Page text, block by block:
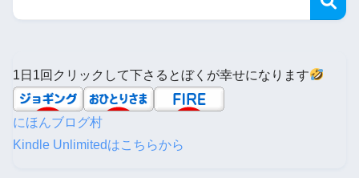
1日1回クリックして下さるとぼくが幸せになります
にほんブログ村
Kindle Unlimitedはこちらから